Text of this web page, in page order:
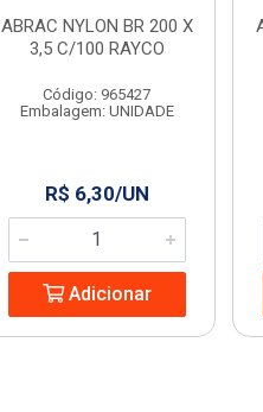
ABRAC NYLON BR 200 X
3,5 C/100 RAYCO
Código: 965427
Embalagem: UNIDADE
R$ 6,30/UN
Adicionar